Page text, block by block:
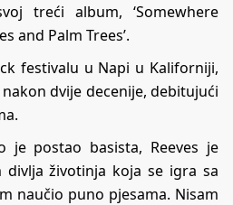
treći album, ‘Somewhere
and Palm Trees’.
festivalu u Napi u Kaliforniji,
dvije decenije, debitujući
je postao basista, Reeves je
divlja životinja koja se igra sa
naučio puno pjesama. Nisam